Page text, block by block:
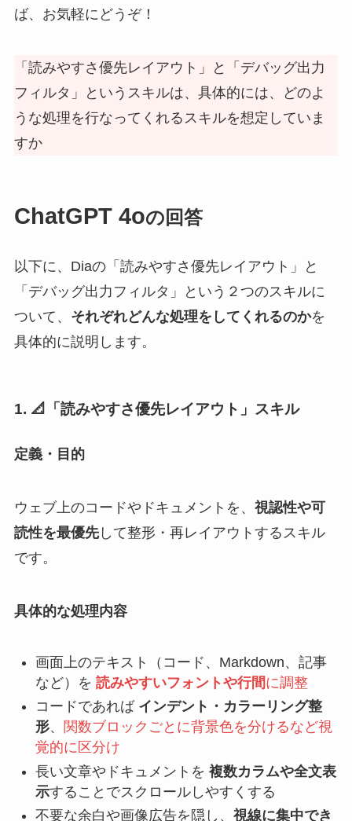
ば、お気軽にどうぞ！
「読みやすさ優先レイアウト」と「デバッグ出力
フィルタ」というスキルは、具体的には、どのよ
うな処理を行なってくれるスキルを想定していま
すか
ChatGPT 4oの回答
以下に、Diaの「読みやすさ優先レイアウト」と
「デバッグ出力フィルタ」という２つのスキルに
ついて、 それぞれどんな処理をしてくれるのかを
具体的に説明します。
1. 📐「読みやすさ優先レイアウト」スキル
定義・目的
ウェブ上のコードやドキュメントを、 視認性や可
読性を最優先して整形・再レイアウトするスキル
です。
具体的な処理内容
画面上のテキスト（コード、Markdown、記事
など）を 読みやすいフォントや行間に調整
コードであれば インデント・カラーリング整
形、
関数ブロックごとに背景色を分けるなど視
覚的に区分け
長い文章やドキュメントを 複数カラムや全文表
示することでスクロールしやすくする
不要な余白や画像広告を隠し、 視線に集中でき